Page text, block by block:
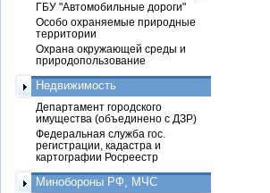
ГБУ "Автомобильные дороги"
Особо охраняемые природные
территории
Охрана окружающей среды и
природопользование
Недвижимость
Департамент городского
имущества (объединено с ДЗР)
Федеральная служба гос.
регистрации, кадастра и
картографии Росреестр
Минобороны РФ, МЧС